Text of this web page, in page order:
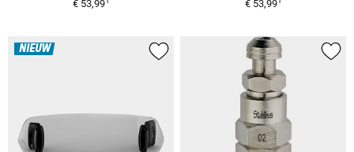
€ 53,99 € 53,99
NIEUW